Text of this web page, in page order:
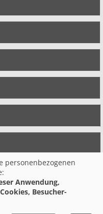
Dienst­
personenbezogenen
Anwendung,
Besucher-